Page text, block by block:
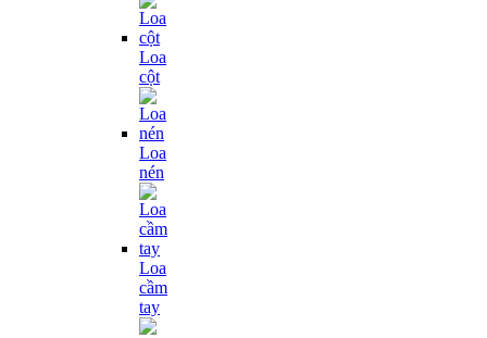
Loa
cột
Loa
nén
Loa
cầm
tay